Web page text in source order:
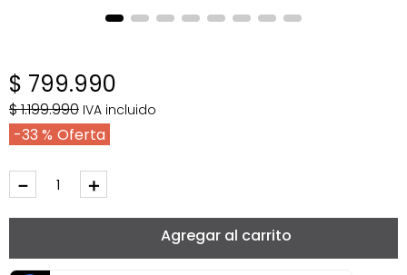
$ 799.990
$1.199.990 IVA incluido
33 %
＋
－
Agregar al carrito